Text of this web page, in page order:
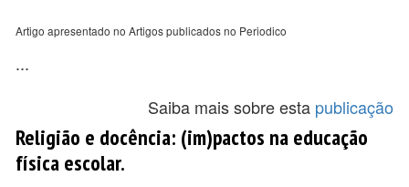
Artigo apresentado no Artigos publicados no Periodico
...
Saiba mais sobre esta publicação
Religião e docência: (im)pactos na educação
física escolar.